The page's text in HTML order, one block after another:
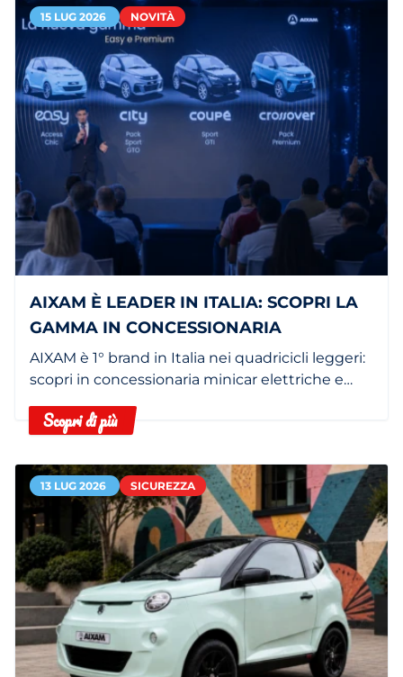
15 LUG 2026 NOVITÀ
AIXAM È LEADER IN ITALIA: SCOPRI LA
GAMMA IN CONCESSIONARIA
AIXAM è 1° brand in Italia nei quadricicli leggeri:
scopri in concessionaria minicar elettriche e
Scopri di più
13 LUG 2026 SICUREZZA